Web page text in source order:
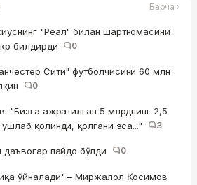
Барча ›
"Реал" билан шартномасини
билдирди
0
Сити" футболчисини 60 млн
0
"Бизга ажратилган 5 млрднинг 2,5
қолинди, қолгани эса..."
3
даъвогар пайдо бўлди 0
ўйналади" – Миржалол Қосимов